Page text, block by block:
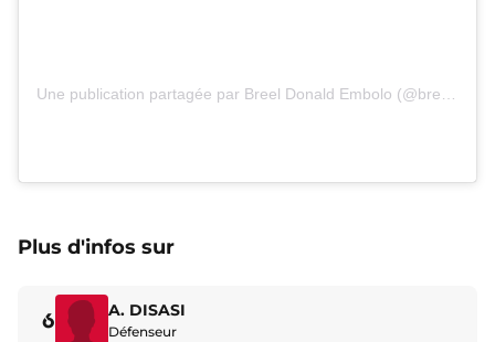
Plus d'infos sur
6 A. DISASI
Défenseur